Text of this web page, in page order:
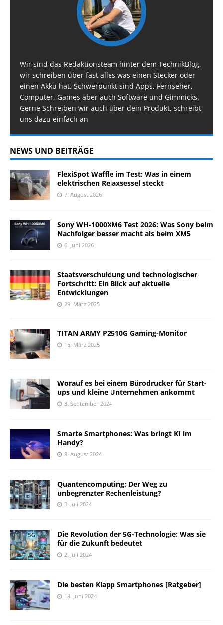
Wir sind das Redaktionsteam hinter dem TechnikBlog,
wir schreiben über fast alles was einen Stecker oder
einen Akku hat. Schwerpunkt sind Apps, Fernseher,
Computer, Games aber auch Software und Gimmicks.
Gerne Schreiben wir auch über dein Produkt, schreibt
uns dazu einfach an
NEWS UND BEITRÄGE
FlexiSpot Waffle im Test: Was in einem
elektrischen Relaxsessel steckt
7. August 2026
Sony WH-1000XM6 Test 2026: Was Sony beim
Nachfolger besser macht als beim XM5
6. Juni 2026
Staatsverschuldung und technologischer
Fortschritt: Ein Blick auf aktuelle
Entwicklungen
29. März 2025
TITAN ARMY P2510G Gaming-Monitor
15. März 2025
Worauf es bei einem Bürodrucker für Start-
ups und kleine Unternehmen ankommt
3. September 2024
Smarte Smartphones: Was bringt KI im
Handy?
8. August 2024
Quantencomputing: Der Weg zu
unbegrenzter Rechenleistung?
3. Juli 2024
Die Revolution der 5G-Technologie: Was sie
für die Zukunft bedeutet
2. Juli 2024
Die besten Klapp Smartphones [Ratgeber]
18. Juni 2024